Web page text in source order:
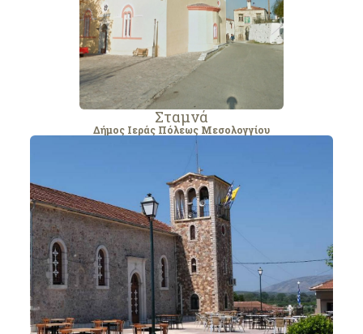
Σταμνά
Δήμος Ιεράς Πόλεως Μεσολογγίου